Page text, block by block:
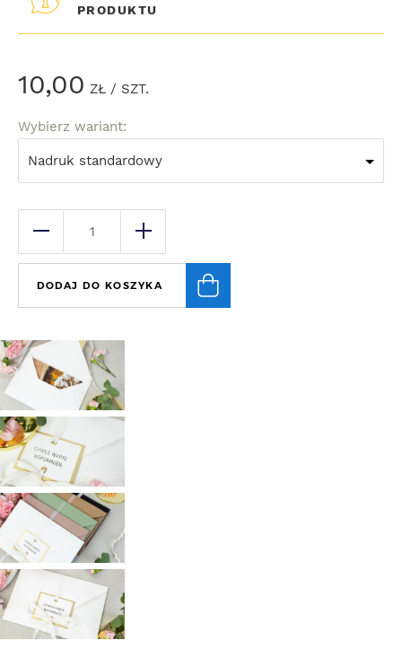
PRODUKTU
10,00 ZŁ / SZT.
Wybierz wariant:
Nadruk standardowy
DODAJ DO KOSZYKA